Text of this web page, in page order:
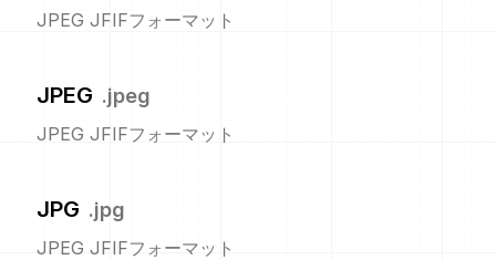
JPEG JFIFフォーマット
JPEG .jpeg
JPEG JFIFフォーマット
JPG .jpg
JPEG JFIFフォーマット